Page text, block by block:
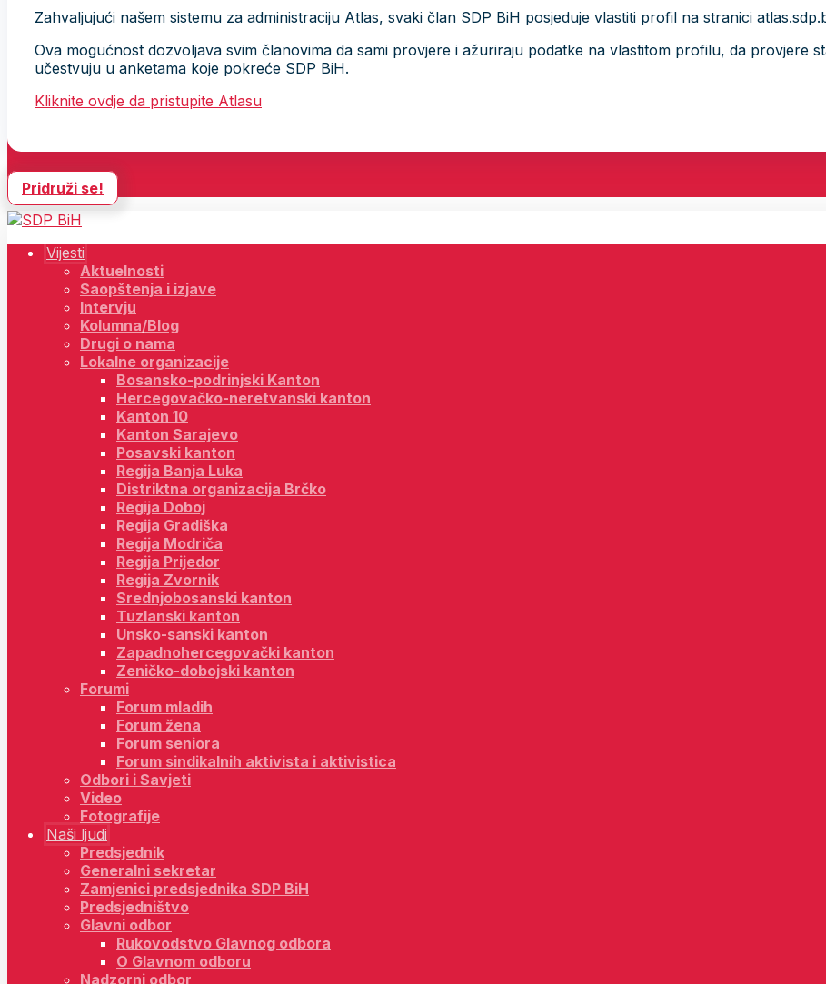
Zahvaljujući našem sistemu za administraciju Atlas, svaki član SDP BiH posjeduje vlastiti profil na stranici
Ova mogućnost dozvoljava svim članovima da sami provjere i ažuriraju podatke na vlastitom profilu, da provjere
učestvuju u anketama koje pokreće SDP BiH.
Kliknite ovdje da pristupite Atlasu
Pridruži se!
Vijesti
Aktuelnosti
Saopštenja i izjave
Intervju
Kolumna/Blog
Drugi o nama
Lokalne organizacije
Bosansko-podrinjski Kanton
Hercegovačko-neretvanski kanton
Kanton 10
Kanton Sarajevo
Posavski kanton
Regija Banja Luka
Distriktna organizacija Brčko
Regija Doboj
Regija Gradiška
Regija Modriča
Regija Prijedor
Regija Zvornik
Srednjobosanski kanton
Tuzlanski kanton
Unsko-sanski kanton
Zapadnohercegovački kanton
Zeničko-dobojski kanton
Forumi
Forum mladih
Forum žena
Forum seniora
Forum sindikalnih aktivista i aktivistica
Odbori i Savjeti
Video
Fotografije
Naši ljudi
Predsjednik
Generalni sekretar
Zamjenici predsjednika SDP BiH
Predsjedništvo
Glavni odbor
Rukovodstvo Glavnog odbora
O Glavnom odboru
Nadzorni odbor